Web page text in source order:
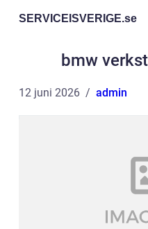
SERVICEISVERIGE.se
bmw
12 juni 2026 admin